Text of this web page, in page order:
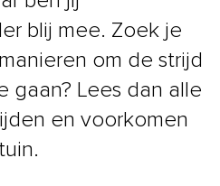
blij mee. Zoek je
om de strijd
gaan? Lees dan alle
en voorkomen